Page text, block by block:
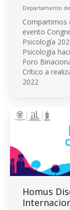
Departamento
Compartimos
evento
Psicología
Psicología
Foro
Crítico a
2022
Homus